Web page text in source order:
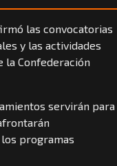
las convocatorias
y las actividades
la Confederación
servirán para
programas